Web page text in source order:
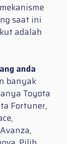
saat ini
adalah
anda
banyak
Toyota
Fortuner,